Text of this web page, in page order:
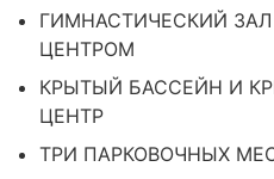
ГИМНАСТИЧЕСКИЙ
ЦЕНТРОМ
КРЫТЫЙ БАССЕЙН И
ЦЕНТР
ТРИ ПАРКОВОЧНЫХ